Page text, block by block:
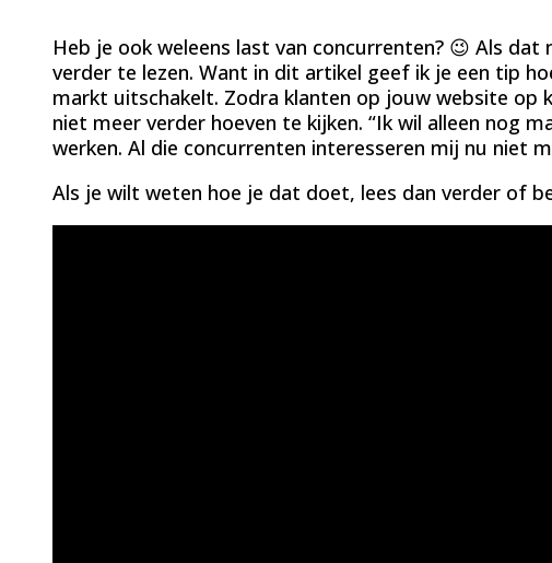
Heb je ook weleens last van concurrenten? 😉 Als
verder te lezen. Want in dit artikel geef ik je een tip
markt uitschakelt. Zodra klanten op jouw website op
niet meer verder hoeven te kijken. “Ik wil alleen nog
werken. Al die concurrenten interesseren mij nu niet
Als je wilt weten hoe je dat doet, lees dan verder of